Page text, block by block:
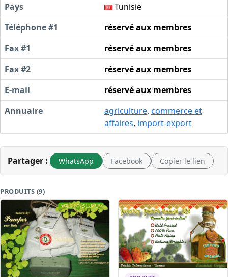
Pays
Tunisie
Téléphone #1
réservé aux membres
Fax #1
réservé aux membres
Fax #2
réservé aux membres
E-mail
réservé aux membres
Annuaire
agriculture, commerce et
affaires, import-export
Partager : WhatsApp Facebook Copier le lien
PRODUITS (9)